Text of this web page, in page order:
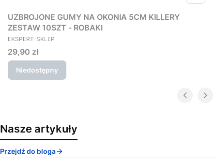
UZBROJONE GUMY NA OKONIA 5CM KILLERY
ZESTAW 10SZT - ROBAKI
PRODUCENT
EKSPERT-SKLEP
Cena
29,90 zł
Niedostępny
Nasze artykuły
Przejdź do bloga